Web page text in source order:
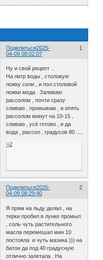
Поделиться 1
2025-
04-09 08:02:07
Ну и свой рецепт ..
На литр воды , столовую
ложку соли , и пол столовой
ложки меда . Заливаю
рассолом , почти сразу
сливаю , промываю , и опять
рассолом минут на 10-15 ,
сливаю , усё готово , и да
вода , рассол , градусов 80 ....
+2
Поделиться 2
2025-
04-09 08:29:40
Я прям на льду делал , на
терки пробил в лунке промыл
, соль чуть растительного
масла перемешал мин 10
постояла и чуть мазика ))) на
батон да под 40 градусную
отлично залетала . На